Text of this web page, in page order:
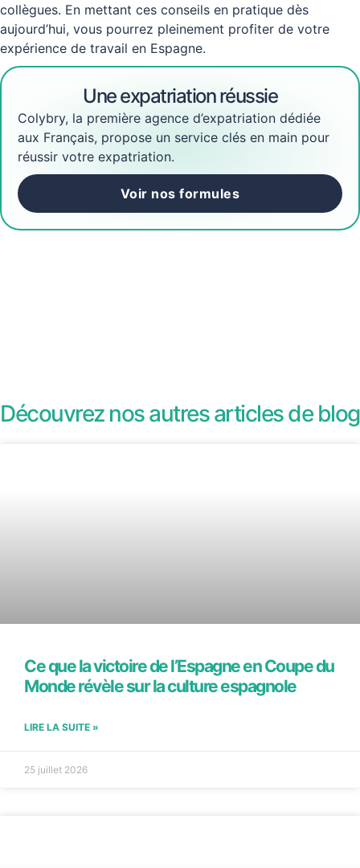
collègues. En mettant ces conseils en pratique dès
aujourd’hui, vous pourrez pleinement profiter de votre
expérience de travail en Espagne.
Une expatriation réussie
Colybry, la première agence d’expatriation dédiée
aux Français, propose un service clés en main pour
réussir votre expatriation.
Voir nos formules
Découvrez nos autres articles de blog
Ce que la victoire de l’Espagne en Coupe du
Monde révèle sur la culture espagnole
LIRE LA SUITE »
25 juillet 2026